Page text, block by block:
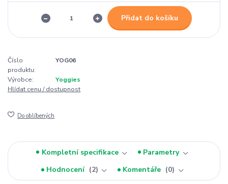
Přidat do košíku
Číslo
produktu:
YOG06
Výrobce:
Yoggies
Hlídat cenu / dostupnost
Do oblíbených
Kompletní specifikace
Parametry
Hodnocení
2 Komentáře 0